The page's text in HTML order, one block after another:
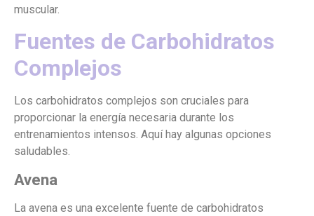
muscular.
Fuentes de Carbohidratos
Complejos
Los carbohidratos complejos son cruciales para
proporcionar la energía necesaria durante los
entrenamientos intensos. Aquí hay algunas opciones
saludables.
Avena
La avena es una excelente fuente de carbohidratos